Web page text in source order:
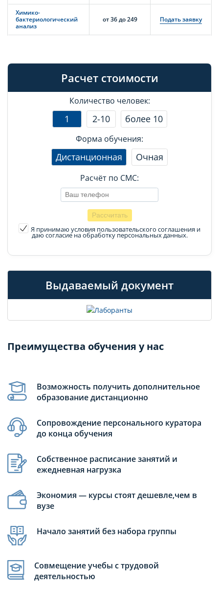
Химико-
бактериологический
анализ
от 36 до 249 Подать заявку
Расчет стоимости
Количество человек:
1 2-10 более 10
Форма обучения:
Дистанционная Очная
Расчёт по СМС:
Я принимаю условия пользовательского соглашения и
даю согласие на обработку персональных данных.
Выдаваемый документ
Преимущества обучения у нас
Возможность получить дополнительное
образование дистанционно
Сопровождение персонального куратора
до конца обучения
Собственное расписание занятий и
ежедневная нагрузка
Экономия — курсы стоят дешевле,чем в
вузе
Начало занятий без набора группы
Совмещение учебы с трудовой
деятельностью